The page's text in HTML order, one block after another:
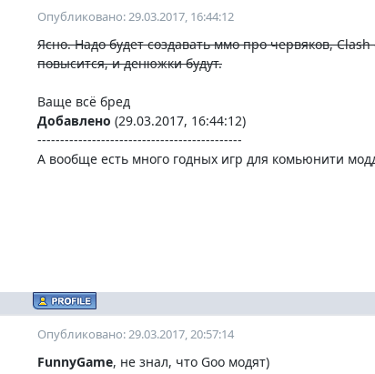
Опубликовано: 29.03.2017, 16:44:12
Ясно. Надо будет создавать ммо про червяков,
повысится, и денюжки будут.
Ваще всё бред
Добавлено (29.03.2017, 16:44:12)
---------------------------------------------
А вообще есть много годных игр для комьюнити
Опубликовано: 29.03.2017, 20:57:14
FunnyGame, не знал, что Goo модят)